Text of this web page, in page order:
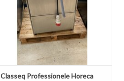
Classeq Professionele Horeca